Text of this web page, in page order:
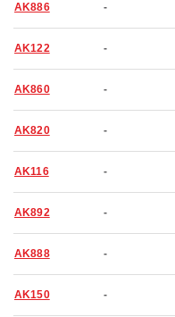
AK886 -
AK122 -
AK860 -
AK820 -
AK116 -
AK892 -
AK888 -
AK150 -